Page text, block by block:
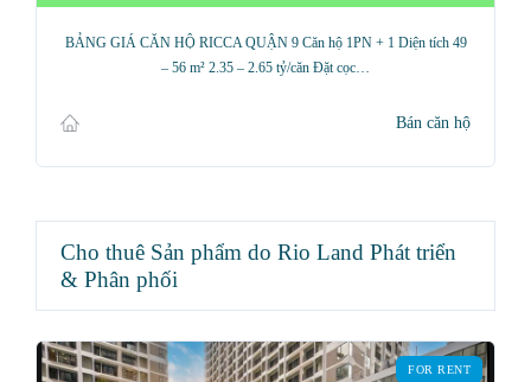
BẢNG GIÁ CĂN HỘ RICCA QUẬN 9 Căn hộ 1PN + 1 Diện tích 49
– 56 m² 2.35 – 2.65 tỷ/căn Đặt cọc…
Bán căn hộ
Cho thuê Sản phẩm do Rio Land Phát triển
& Phân phối
FOR RENT